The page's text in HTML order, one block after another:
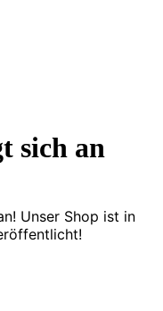
sich an
Unser Shop ist in